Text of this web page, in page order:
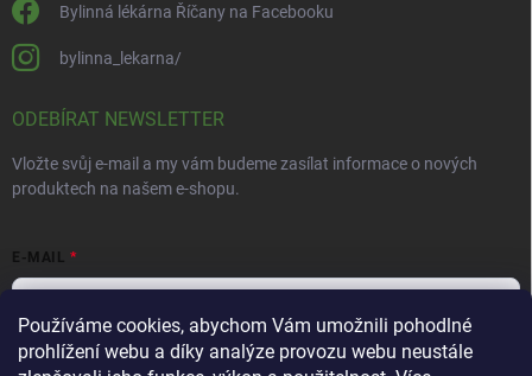
Používáme cookies, abychom Vám umožnili pohodlné
prohlížení webu a díky analýze provozu webu neustále
Bylinná lékárna Říčany na Facebooku
bylinna_lekarna/
ODEBÍRAT NEWSLETTER
Vložte svůj e-mail a my vám budeme zasílat informace o nových
produktech na našem e-shopu.
E-MAIL